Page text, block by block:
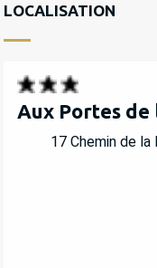
LOCALISATION
Aux Portes de
17 Chemin de